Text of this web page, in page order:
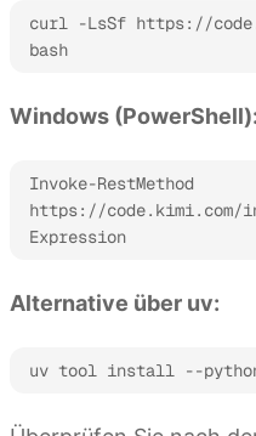
curl -LsSf https://
bash
Windows (PowerShell):
Invoke-RestMethod
https://
Expression
Alternative über uv:
uv tool install --